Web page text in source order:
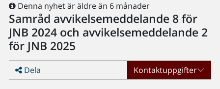
Denna nyhet är äldre än 6 månader
Samråd avvikelsemeddelande 8 för
JNB 2024 och avvikelsemeddelande 2
för JNB 2025
Dela Kontaktuppgifter